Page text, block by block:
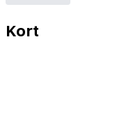
fladskærms-tv og
Vælg mellem
Kort